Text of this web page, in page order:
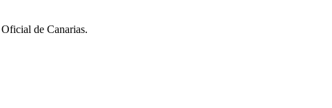
de Canarias.